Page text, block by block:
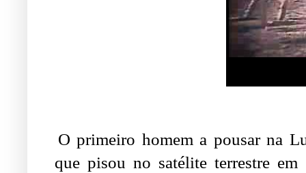
O primeiro homem a pousar na
que pisou no satélite terrestre